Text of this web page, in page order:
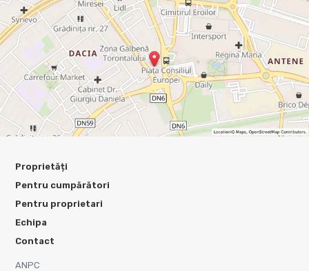
Proprietăți
Pentru cumpărători
Pentru proprietari
Echipa
Contact
ANPC